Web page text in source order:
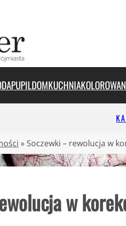
PUPILDOMKUCHNIA
» Soczewki – rewolucja w
w